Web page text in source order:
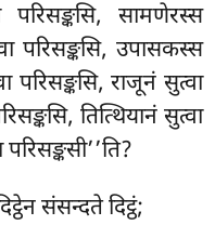
परिसङ्कसि, सामणेरस्स
परिसङ्कसि, उपासकस्स
परिसङ्कसि, राजूनं सुत्वा
तित्थियानं सुत्वा
संसन्दते दिट्ठं;